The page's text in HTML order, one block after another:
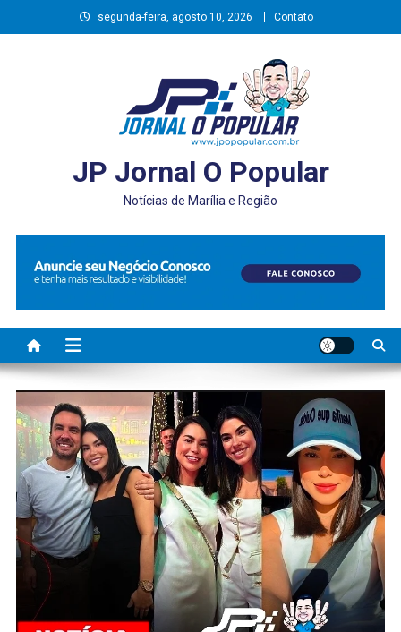
to
segunda-feira, agosto 10, 2026 Contato
JP Jornal O Popular
Notícias de Marília e Região